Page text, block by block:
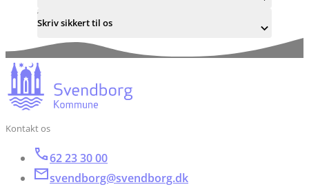
Skriv sikkert til os
Kontakt os
62 23 30 00
svendborg@svendborg.dk